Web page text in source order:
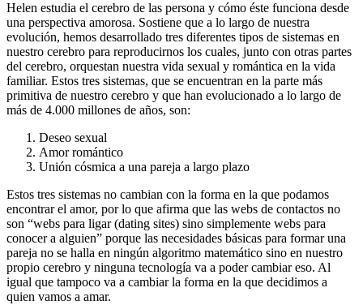
Helen estudia el cerebro de las persona y cómo éste funciona desde
una perspectiva amorosa. Sostiene que a lo largo de nuestra
evolución, hemos desarrollado tres diferentes tipos de sistemas en
nuestro cerebro para reproducirnos los cuales, junto con otras partes
del cerebro, orquestan nuestra vida sexual y romántica en la vida
familiar. Estos tres sistemas, que se encuentran en la parte más
primitiva de nuestro cerebro y que han evolucionado a lo largo de
más de 4.000 millones de años, son:
Deseo sexual
Amor romántico
Unión cósmica a una pareja a largo plazo
Estos tres sistemas no cambian con la forma en la que podamos
encontrar el amor, por lo que afirma que las webs de contactos no
son “webs para ligar (dating sites) sino simplemente webs para
conocer a alguien” porque las necesidades básicas para formar una
pareja no se halla en ningún algoritmo matemático sino en nuestro
propio cerebro y ninguna tecnología va a poder cambiar eso. Al
igual que tampoco va a cambiar la forma en la que decidimos a
quien vamos a amar.